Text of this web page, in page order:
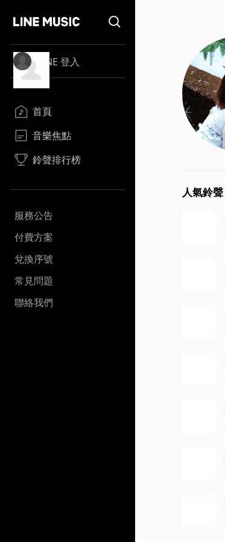
LINE 登入
首頁
音樂焦點
鈴聲排行榜
服務公告
付費方案
兌換序號
常見問題
聯絡我們
人氣鈴聲